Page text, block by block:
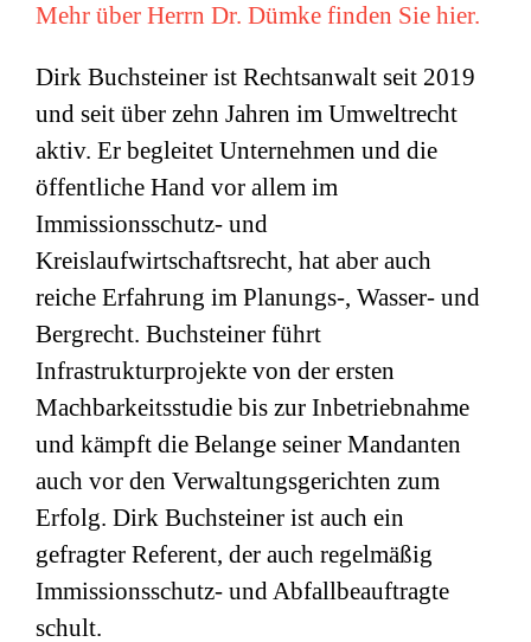
Mehr über Herrn Dr. Dümke finden Sie hier.
Dirk Buchsteiner ist Rechtsanwalt seit 2019
und seit über zehn Jahren im Umweltrecht
aktiv. Er begleitet Unternehmen und die
öffentliche Hand vor allem im
Immissionsschutz- und
Kreislaufwirtschaftsrecht, hat aber auch
reiche Erfahrung im Planungs-, Wasser- und
Bergrecht. Buchsteiner führt
Infrastrukturprojekte von der ersten
Machbarkeitsstudie bis zur Inbetriebnahme
und kämpft die Belange seiner Mandanten
auch vor den Verwaltungsgerichten zum
Erfolg. Dirk Buchsteiner ist auch ein
gefragter Referent, der auch regelmäßig
Immissionsschutz- und Abfallbeauftragte
schult.